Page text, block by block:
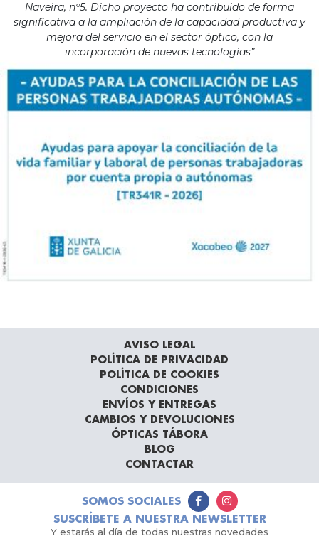
Naveira, nº5. Dicho proyecto ha contribuido de forma
significativa a la ampliación de la capacidad productiva y
mejora del servicio en el sector óptico, con la
incorporación de nuevas tecnologías”
AVISO LEGAL
POLÍTICA DE PRIVACIDAD
POLÍTICA DE COOKIES
CONDICIONES
ENVÍOS Y ENTREGAS
CAMBIOS Y DEVOLUCIONES
ÓPTICAS TÁBORA
BLOG
CONTACTAR
SOMOS SOCIALES
SUSCRÍBETE A NUESTRA NEWSLETTER
Y estarás al día de todas nuestras novedades